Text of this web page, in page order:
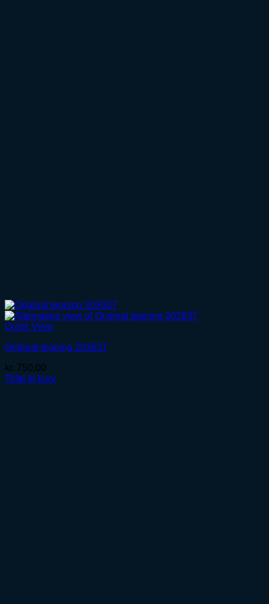
Quick View
Original tegning 202637
kr. 750,00
Tilføj til kurv